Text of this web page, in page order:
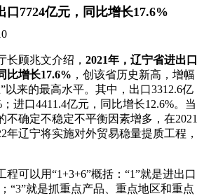
口7724亿元，同比增长17.6%
长顾兆文介绍， 2021年，辽宁省进出口
比增长17.6% ，创该省历史新高，增幅
以来的最高水平。其中，出口3312.6亿
进口4411.4亿元，同比增长12.6%。当
不确定不稳定不平衡因素增多，在2021
年辽宁将实施对外贸易稳量提质工程，
可以用“1+3+6”概括：“1”就是进出口
“3”就是抓重点产品、重点地区和重点